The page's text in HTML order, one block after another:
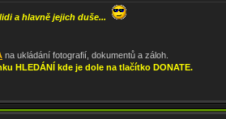
a hlavně jejich duše...
na ukládání fotografií, dokumentů a záloh.
HLEDÁNÍ kde je dole na tlačítko DONATE.